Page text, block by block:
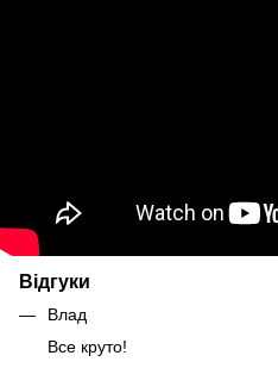
Відгуки
Влад
Все круто!